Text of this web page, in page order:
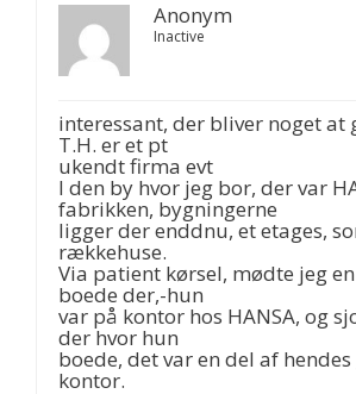
Anonym
Inactive
interessant, der bliver noget at
T.H. er et pt
ukendt firma evt
I den by hvor jeg bor, der var
fabrikken, bygningerne
ligger der enddnu, et etages,
rækkehuse.
Via patient kørsel, mødte jeg
boede der,-hun
var på kontor hos HANSA, og
der hvor hun
boede, det var en del af
kontor.